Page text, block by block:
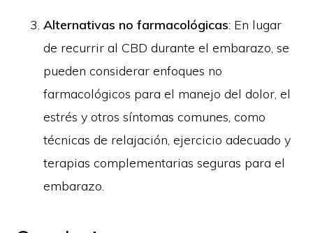
Alternativas no farmacológicas: En lugar
de recurrir al CBD durante el embarazo, se
pueden considerar enfoques no
farmacológicos para el manejo del dolor, el
estrés y otros síntomas comunes, como
técnicas de relajación, ejercicio adecuado y
terapias complementarias seguras para el
embarazo.